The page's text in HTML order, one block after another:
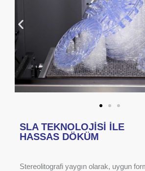
SLA TEKNOLOJİSİ İLE
HASSAS DÖKÜM
Stereolitografi yaygın olarak, uygun